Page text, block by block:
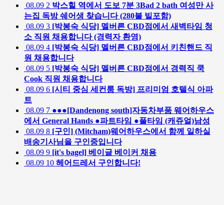
08.09 2 박스힐 역에서 도보 7분 3Bad 2 bath 여성만 사
는집 독방 쉐어생 찾습니다 (280불 빌포함)
08.09 3 [박봉숙 식당] 멜버른 CBD점에서 새벽타임 청
소 직원 채용합니다 (경력자 환영)
08.09 4 [박봉숙 식당] 멜버른 CBD점에서 키친핸드 직
원 채용합니다
08.09 5 [박봉숙 식당] 멜버른 CBD점에서 경력직 쿡
Cook 직원 채용합니다
08.09 6 [시티 중심 세컨룸 독방] 프리미엄 호텔식 아파
트
08.09 7 ●●●[Dandenong south]자동차부품 웨어하우스
에서 General Hands ●파트타임 ●풀타임 (캐쥬얼)남성
08.09 8 [구인] (Mitcham)웨어하우스에서 함께 일하실
배송기사님을 구인중입니다
08.09 9 [it's bagel] 베이글 베이커 채용
08.09 10 헤어드레서 구인합니다!